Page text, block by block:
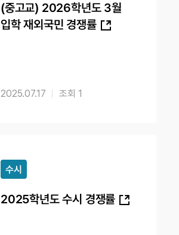
(중고교) 2026학년도 3월
입학 재외국민 경쟁률
2025.07.17 1
수시
2025학년도 수시 경쟁률